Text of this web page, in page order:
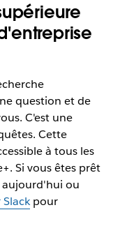
question et de
C'est une
Cette
à tous les
Si vous êtes prêt
aujourd'hui ou
pour